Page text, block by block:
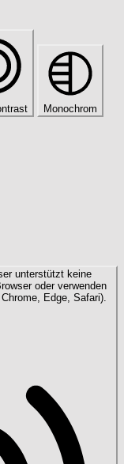
Monochrom
unterstützt keine
oder verwenden
Edge, Safari).